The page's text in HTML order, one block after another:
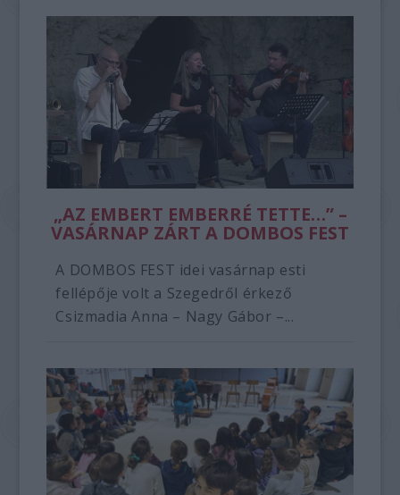
„AZ EMBERT EMBERRÉ TETTE…” –
VASÁRNAP ZÁRT A DOMBOS FEST
A DOMBOS FEST idei vasárnap esti
fellépője volt a Szegedről érkező
Csizmadia Anna – Nagy Gábor –...